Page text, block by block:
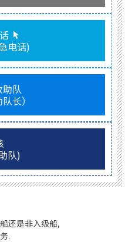
电话)
队
长）
队)
还是非入级船,
.